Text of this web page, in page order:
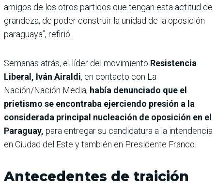
amigos de los otros partidos que tengan esta actitud de
grandeza, de poder construir la unidad de la oposición
paraguaya”, refirió.
Semanas atrás, el líder del movimiento Resistencia
Liberal, Iván Airaldi, en contacto con La
Nación/Nación Media, había denunciado que el
prietismo se encontraba ejerciendo presión a la
considerada principal nucleación de oposición en el
Paraguay, para entregar su candidatura a la intendencia
en Ciudad del Este y también en Presidente Franco.
Antecedentes de traición